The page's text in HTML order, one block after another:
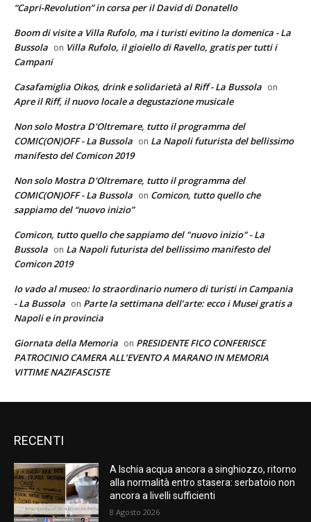
“Capri-Revolution” in corsa per il David di Donatello
Boom di visite a Villa Rufolo, ma i turisti evitino la domenica - La
Bussola on Villa Rufolo, il gioiello di Ravello, gratis per tutti i
Campani
Casafamiglia Oikos, drink e solidarietà al Riff - La Bussola on
Apre il Riff, il nuovo locale a degustazione musicale
Non solo Mostra D'Oltremare, tutto il programma del
COMIC(ON)OFF - La Bussola on La Napoli futurista del bellissimo
manifesto del Comicon 2019
Non solo Mostra D'Oltremare, tutto il programma del
COMIC(ON)OFF - La Bussola on Comicon, tutto quello che
sappiamo del “nuovo inizio”
Comicon, tutto quello che sappiamo del "nuovo inizio" - La
Bussola on La Napoli futurista del bellissimo manifesto del
Comicon 2019
Io vado al museo: lo straordinario numero di turisti in Campania
- La Bussola on Parte la settimana dell’arte: ecco i Musei gratis a
Napoli e in provincia
Giornata della Memoria on PRESIDENTE FICO CONFERISCE
PATROCINIO CAMERA ALL’EVENTO A MARANO IN MEMORIA
VITTIME NAZIFASCISTE
RECENTI
A Ischia acqua ancora a singhiozzo, ritorno
alla normalità entro stasera: serbatoio non
ancora a livelli sufficienti
8 Agosto 2026